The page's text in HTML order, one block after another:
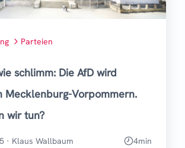
Parteien
schlimm: Die AfD wird
Mecklenburg-Vorpommern.
wir tun?
· Klaus Wallbaum 4min